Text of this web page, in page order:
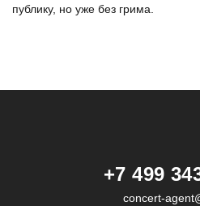
публику, но уже без грима.
+7 499
concert-